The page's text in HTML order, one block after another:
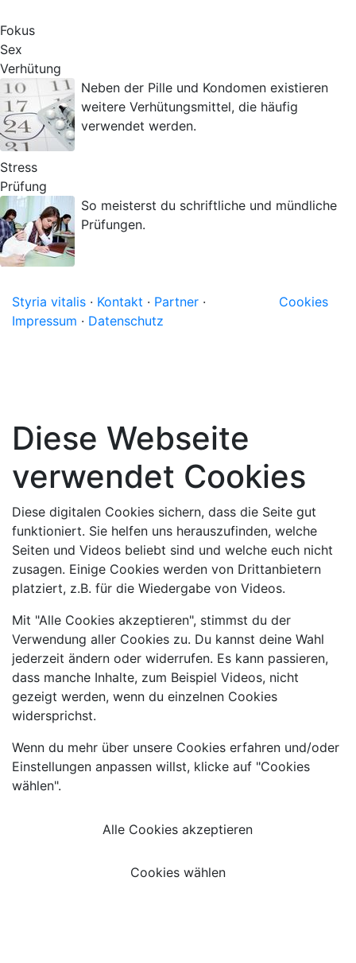
Fokus
Sex
Verhütung
Neben der Pille und Kondomen existieren
weitere Verhütungsmittel, die häufig
verwendet werden.
Stress
Prüfung
So meisterst du schriftliche und mündliche
Prüfungen.
Styria vitalis · Kontakt · Partner ·
Impressum · Datenschutz
Cookies
Diese Webseite
verwendet Cookies
Diese digitalen Cookies sichern, dass die Seite gut
funktioniert. Sie helfen uns herauszufinden, welche
Seiten und Videos beliebt sind und welche euch nicht
zusagen. Einige Cookies werden von Drittanbietern
platziert, z.B. für die Wiedergabe von Videos.
Mit "Alle Cookies akzeptieren", stimmst du der
Verwendung aller Cookies zu. Du kannst deine Wahl
jederzeit ändern oder widerrufen. Es kann passieren,
dass manche Inhalte, zum Beispiel Videos, nicht
gezeigt werden, wenn du einzelnen Cookies
widersprichst.
Wenn du mehr über unsere Cookies erfahren und/oder
Einstellungen anpassen willst, klicke auf "Cookies
wählen".
Alle Cookies akzeptieren
Cookies wählen